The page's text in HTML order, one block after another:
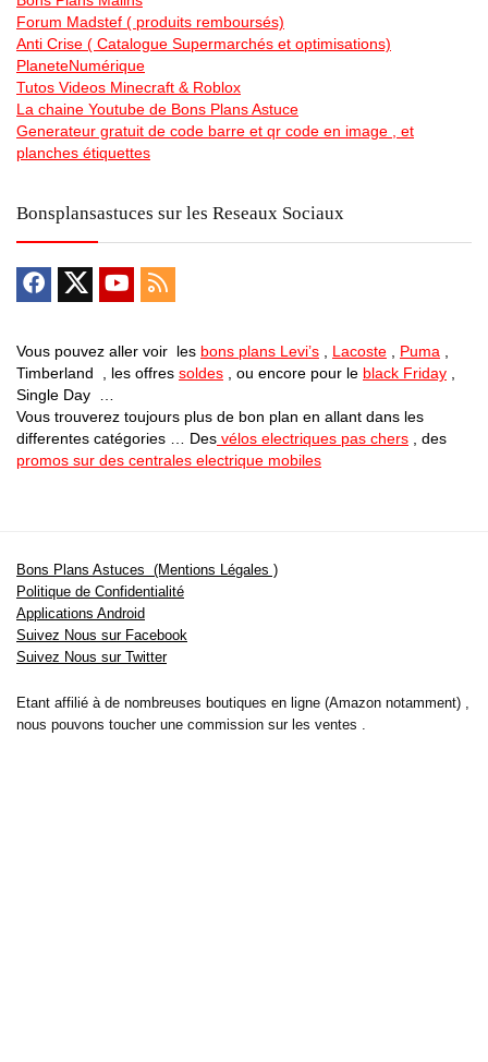
Forum Madstef ( produits remboursés)
Anti Crise ( Catalogue Supermarchés et optimisations)
PlaneteNumérique
Tutos Videos Minecraft & Roblox
La chaine Youtube de Bons Plans Astuce
Generateur gratuit de code barre et qr code en image , et
planches étiquettes
Bonsplansastuces sur les Reseaux Sociaux
Vous pouvez aller voir les bons plans Levi’s Lacoste Puma
Timberland , les offres soldes , ou encore pour le black Friday
Single Day …
Vous trouverez toujours plus de bon plan en allant dans les
differentes catégories … Des vélos electriques pas chers , des
promos sur des centrales electrique mobiles
Bons Plans Astuces (Mentions Légales )
Politique de Confidentialité
Applications Android
Suivez Nous sur Facebook
Suivez Nous sur Twitter
Etant affilié à de nombreuses boutiques en ligne (Amazon notamment) ,
nous pouvons toucher une commission sur les ventes .